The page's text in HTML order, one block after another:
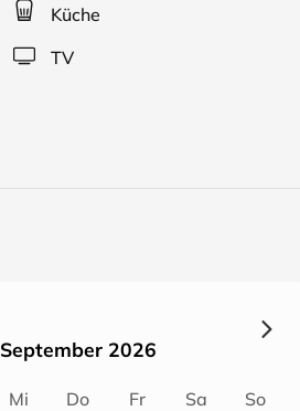
Küche
TV
September 2026
Mi Do Fr Sa
So